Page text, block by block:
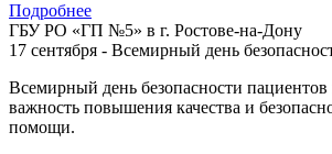
Подробнее
ГБУ РО «ГП №5» в г. Ростове-на-Дону
17 сентября - Всемирный день
Всемирный день безопасности пациентов
важность повышения качества и
помощи.